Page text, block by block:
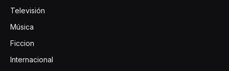
Televisión
Música
Ficcion
Internacional